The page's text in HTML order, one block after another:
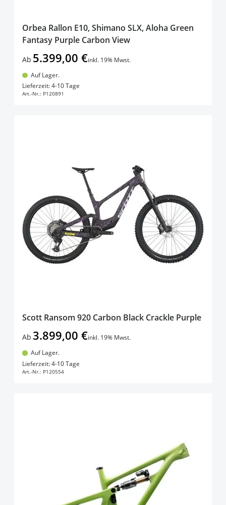
Orbea Rallon E10, Shimano SLX, Aloha Green
Fantasy Purple Carbon View
Ab 5.399,00 €inkl. 19% Mwst.
Auf Lager.
Lieferzeit: 4-10 Tage
Art.-Nr.: P120891
Scott Ransom 920 Carbon Black Crackle Purple
Ab 3.899,00 €inkl. 19% Mwst.
Auf Lager.
Lieferzeit: 4-10 Tage
Art.-Nr.: P120554